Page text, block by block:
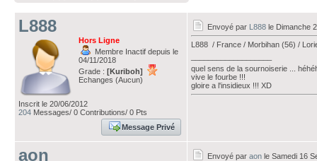
L888
Hors Ligne
Membre Inactif depuis le
04/11/2018
Grade : [Kuriboh]
Echanges (Aucun)
Inscrit le 20/06/2012
204 Messages/ 0 Contributions/ 0 Pts
Message Privé
Envoyé par L888 le Dimanche
L888 / France / Morbihan (56) /
quel sens de la sournoiserie ...
vive le fourbe !!!
gloire a l'insidieux !!! XD
aon Envoyé par aon le Samedi 16